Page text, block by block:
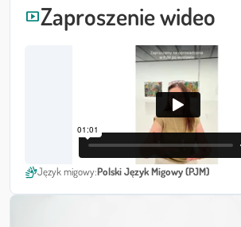
smart_displayZaproszenie wideo
sign_languageJęzyk migowy:Polski Język Migowy (PJM)